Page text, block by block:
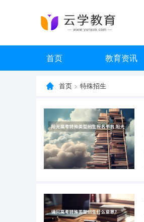
首页 教育资讯
首页 > 特殊招生